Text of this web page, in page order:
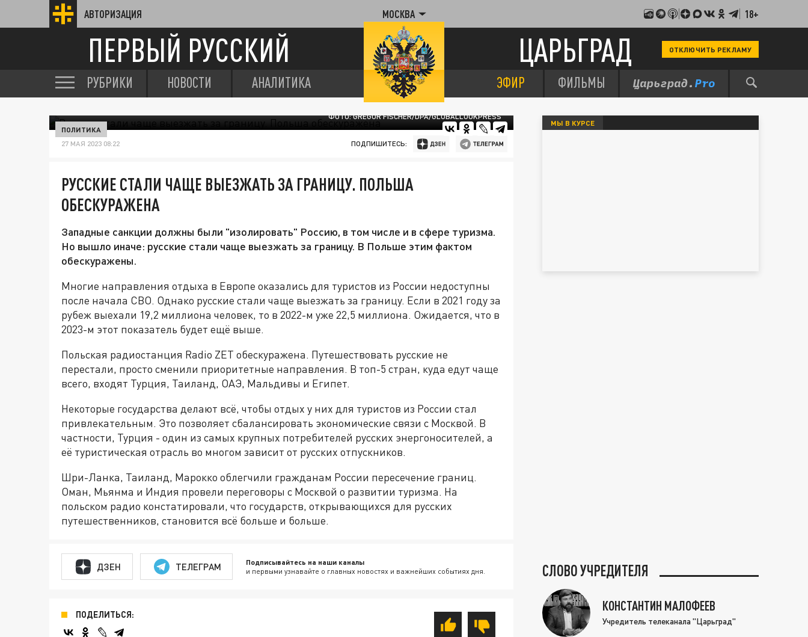
АВТОРИЗАЦИЯ МОСКВА 18+
ПЕРВЫЙ РУССКИЙ ЦАРЬГРАД ОТКЛЮЧИТЬ РЕКЛАМУ
РУБРИКИ НОВОСТИ АНАЛИТИКА ЭФИР ФИЛЬМЫ
ФОТО: GREGOR FISCHER/DPA/GLOBALLOOKPRESS
ПОЛИТИКА
27 МАЯ 2023 08:22 ПОДПИШИТЕСЬ:
РУССКИЕ СТАЛИ ЧАЩЕ ВЫЕЗЖАТЬ ЗА ГРАНИЦУ. ПОЛЬША
ОБЕСКУРАЖЕНА
Западные санкции должны были "изолировать" Россию, в том числе и в сфере туризма.
Но вышло иначе: русские стали чаще выезжать за границу. В Польше этим фактом
обескуражены.
Многие направления отдыха в Европе оказались для туристов из России недоступны
после начала СВО. Однако русские стали чаще выезжать за границу. Если в 2021 году за
рубеж выехали 19,2 миллиона человек, то в 2022-м уже 22,5 миллиона. Ожидается, что в
2023-м этот показатель будет ещё выше.
Польская радиостанция Radio ZET обескуражена. Путешествовать русские не
перестали, просто сменили приоритетные направления. В топ-5 стран, куда едут чаще
всего, входят Турция, Таиланд, ОАЭ, Мальдивы и Египет.
Некоторые государства делают всё, чтобы отдых у них для туристов из России стал
привлекательным. Это позволяет сбалансировать экономические связи с Москвой. В
частности, Турция - один из самых крупных потребителей русских энергоносителей, а
её туристическая отрасль во многом зависит от русских отпускников.
Шри-Ланка, Таиланд, Марокко облегчили гражданам России пересечение границ.
Оман, Мьянма и Индия провели переговоры с Москвой о развитии туризма. На
польском радио констатировали, что государств, открывающихся для русских
путешественников, становится всё больше и больше.
ДЗЕН ТЕЛЕГРАМ Подписывайтесь на наши каналы
и первыми узнавайте о главных новостях и важнейших событиях дня.
ПОДЕЛИТЬСЯ:
МЫ В КУРСЕ
СЛОВО УЧРЕДИТЕЛЯ
КОНСТАНТИН МАЛОФЕЕВ
Учредитель телеканала "Царьград"